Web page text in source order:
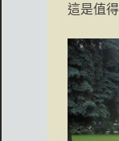
這是值